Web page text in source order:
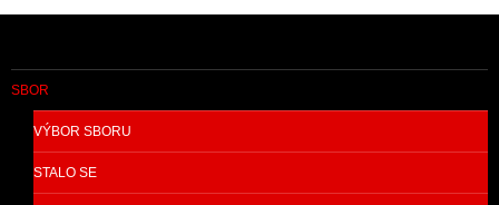
SBOR
VÝBOR SBORU
STALO SE